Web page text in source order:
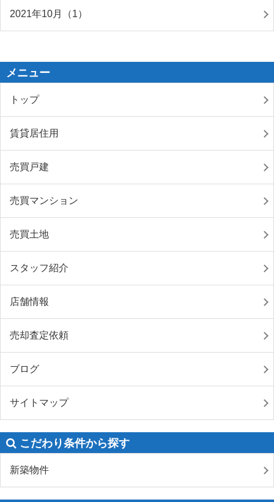
2021年10月（1）
メニュー
トップ
賃貸居住用
売買戸建
売買マンション
売買土地
スタッフ紹介
店舗情報
売却査定依頼
ブログ
サイトマップ
こだわり条件から探す
新築物件